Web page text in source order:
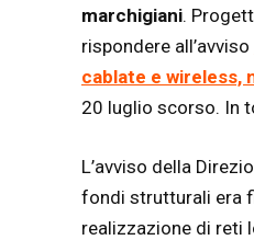
marchigiani.
rispondere all’avviso
cablate e wireless,
20 luglio scorso. In
L’avviso della
fondi strutturali era
realizzazione di reti